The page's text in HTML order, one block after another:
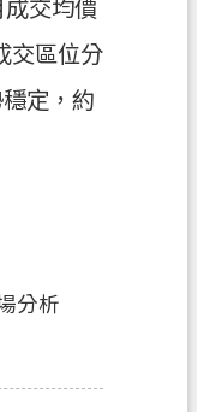
交均價
交區位分
定，約
分析